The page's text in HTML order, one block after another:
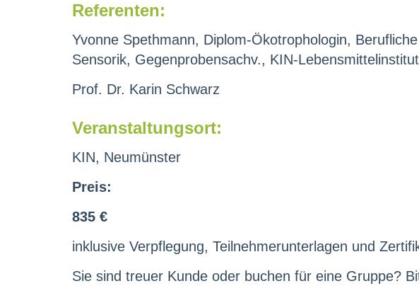
Referenten:
Yvonne Spethmann, Diplom-Ökotrophologin,
Sensorik, Gegenprobensachv., KIN-
Prof. Dr. Karin Schwarz
Veranstaltungsort:
KIN, Neumünster
Preis:
835 €
inklusive Verpflegung, Teilnehmerunterlagen und
Sie sind treuer Kunde oder buchen für eine Gruppe?